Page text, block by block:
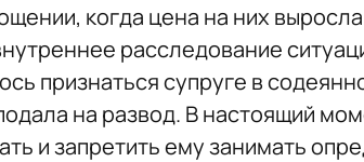
когда цена на них выросла
расследование
признаться супруге в
на развод. В настоящий
и запретить ему занимать